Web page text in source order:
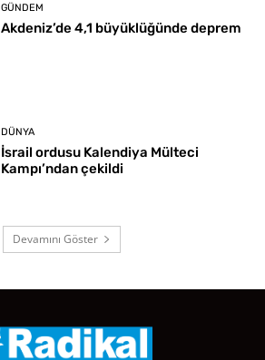
GÜNDEM
Akdeniz’de 4,1 büyüklüğünde deprem
DÜNYA
İsrail ordusu Kalendiya Mülteci
Kampı’ndan çekildi
Devamını Göster